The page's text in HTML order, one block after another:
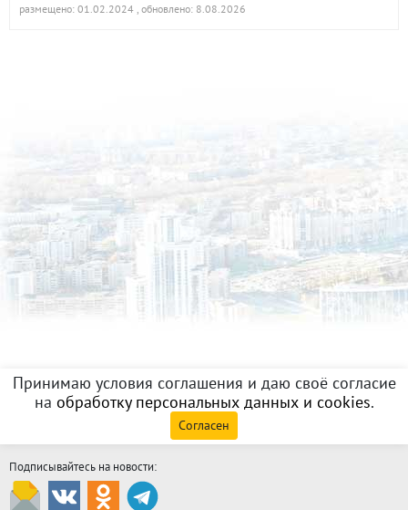
размещено: 01.02.2024 , обновлено: 8.08.2026
Принимаю условия соглашения и даю своё согласие
на обработку персональных данных и cookies.
Согласен
Подписывайтесь на новости: